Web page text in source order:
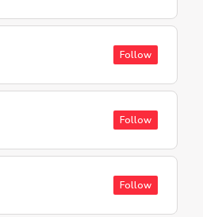
Follow
Follow
Follow